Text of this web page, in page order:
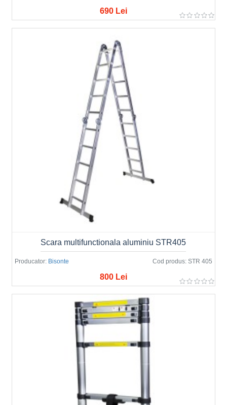
690 Lei
Producator: Bisonte Cod produs: STR 405
Scara multifunctionala aluminiu STR405
800 Lei